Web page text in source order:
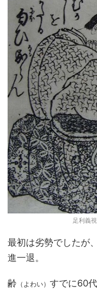
足利義
最初は劣勢でしたが
進一退。
齢 （よわい） すでに60